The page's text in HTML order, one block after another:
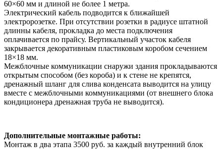
60×60 мм и длиной не более 1 метра.
Электрический кабель подводится к ближайшей
электророзетке. При отсутствии розетки в радиусе штатной
длинны кабеля, прокладка до места подключения
оплачивается по прайсу. Вертикальный участок кабеля
закрывается декоративным пластиковым коробом сечением
18×18 мм.
Межблочные коммуникации снаружи здания прокладываются
открытым способом (без короба) и к стене не крепятся,
дренажный шланг для слива конденсата выводится на улицу
вместе с межблочными коммуникациями (от внешнего блока
кондиционера дренажная труба не выводится).
Дополнительные монтажные работы:
Монтаж в два этапа 3500 руб. за каждый внутренний блок